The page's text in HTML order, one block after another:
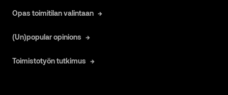
Opas toimitilan valintaan
(Un)popular opinions
Toimistotyön tutkimus